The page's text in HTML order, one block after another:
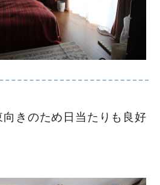
きのため日当たりも良好